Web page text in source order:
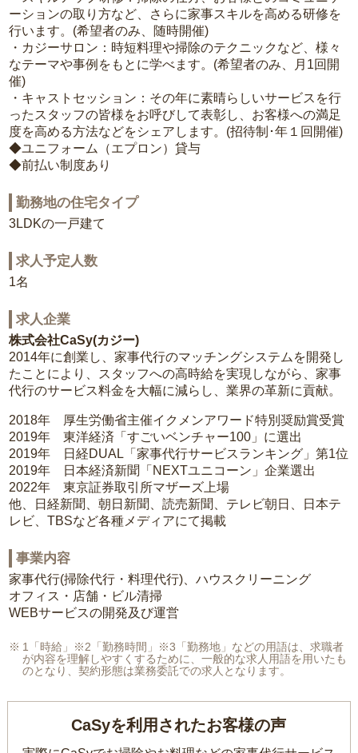
ーションの取り方など、さらに家事スキルを高める研修を
行います。(希望者のみ、随時開催)
・カジーサロン：時短料理や掃除のテクニックなど、様々
なテーマや事例をもとに学べます。(希望者のみ、月1回開
催)
・キャストセッション：その年に素晴らしいサービスを行
ったスタッフの皆様をお呼びして表彰し、お客様への満足
度を高める方法などをシェアします。(招待制･年１回開催)
◆ユニフォーム（エプロン）貸与
◆前払い制度あり
勤務地の住宅タイプ
3LDKの一戸建て
求人予定人数
1名
求人企業
株式会社CaSy(カジー)
2014年に創業し、家事代行のマッチングシステムを開発し
たことにより、スタッフへの高時給を実現しながら、家事
代行のサービス料金を大幅に減らし、業界の革新に貢献。
2018年 厚生労働省主催イクメンアワード特別奨励賞受賞
2019年 東洋経済「すごいベンチャー100」に選出
2019年 日経DUAL「家事代行サービスランキング」第1位
2019年 日本経済新聞「NEXTユニコーン」企業選出
2022年 東京証券取引所マザーズ上場
他、日経新聞、朝日新聞、読売新聞、テレビ朝日、日本テ
レビ、TBSなど各種メディアにて掲載
事業内容
家事代行(掃除代行・料理代行)、ハウスクリーニング
オフィス・店舗・ビル清掃
WEBサービスの開発及び運営
1「時給」※2「勤務時間」※3「勤務地」などの用語は、求職者
が内容を理解しやすくするために、一般的な求人用語を用いたも
のとなり、契約形態は業務委託での求人となります。
CaSyを利用されたお客様の声